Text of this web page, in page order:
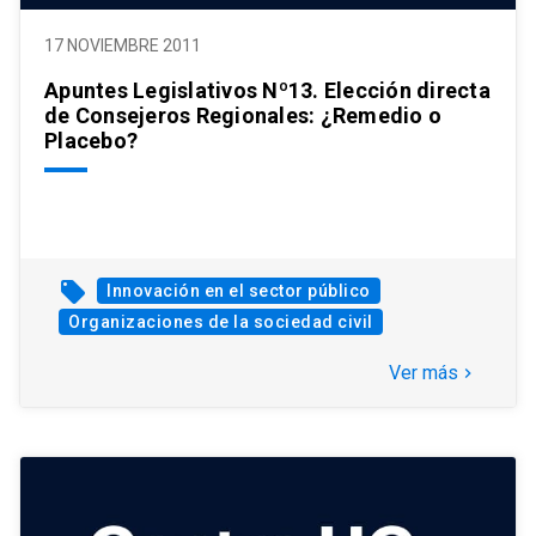
17 NOVIEMBRE 2011
Apuntes Legislativos Nº13. Elección directa
de Consejeros Regionales: ¿Remedio o
Placebo?
local_offer
Innovación en el sector público
Organizaciones de la sociedad civil
Ver más keyboard_arrow_right